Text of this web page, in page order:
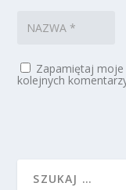
Zapamiętaj moje
kolejnych